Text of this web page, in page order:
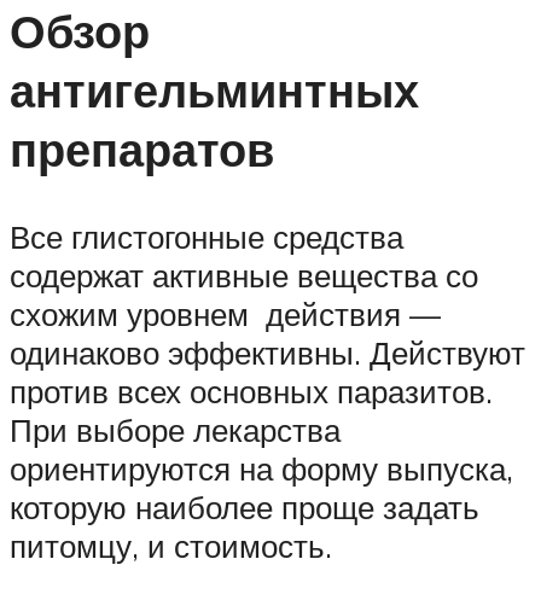
Обзор
антигельминтных
препаратов
Все глистогонные средства
содержат активные вещества со
схожим уровнем действия —
одинаково эффективны. Действуют
против всех основных паразитов.
При выборе лекарства
ориентируются на форму выпуска,
которую наиболее проще задать
питомцу, и стоимость.